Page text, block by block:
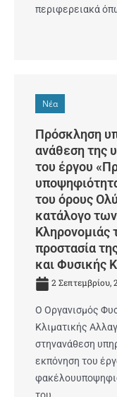
περιφερειακά
Νέα
Πρόσκληση
ανάθεση της
του έργου
του όρους
κατάλογο
Κληρονομιάς
προστασία
και Φυσικής
2 Σεπτεμβρίου,
Ο Οργανισμός
Κλιματικής
στηνανάθεση
εκπόνηση του